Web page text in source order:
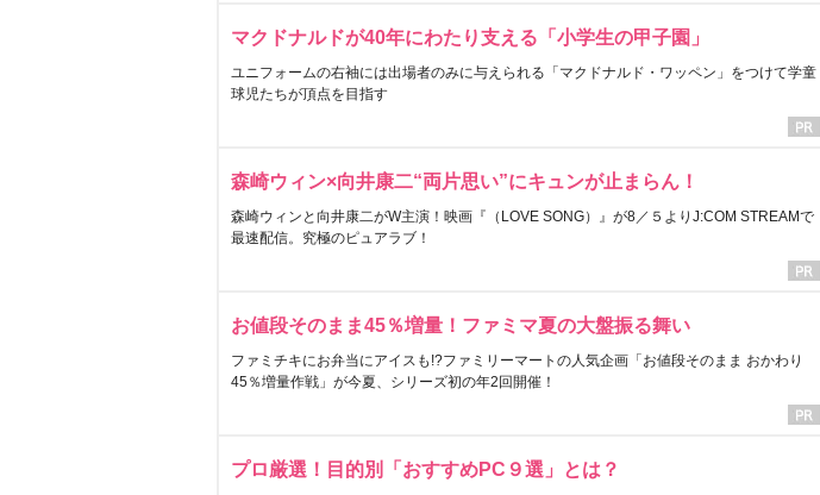
マクドナルドが40年にわたり支える「小学生の甲子園」
ユニフォームの右袖には出場者のみに与えられる「マクドナルド・ワッペン」をつけて学童
球児たちが頂点を目指す
森崎ウィン×向井康二“両片思い”にキュンが止まらん！
森崎ウィンと向井康二がW主演！映画『（LOVE SONG）』が8／５よりJ:COM STREAMで
最速配信。究極のピュアラブ！
お値段そのまま45％増量！ファミマ夏の大盤振る舞い
ファミチキにお弁当にアイスも!?ファミリーマートの人気企画「お値段そのまま おかわり
45％増量作戦」が今夏、シリーズ初の年2回開催！
プロ厳選！目的別「おすすめPC９選」とは？